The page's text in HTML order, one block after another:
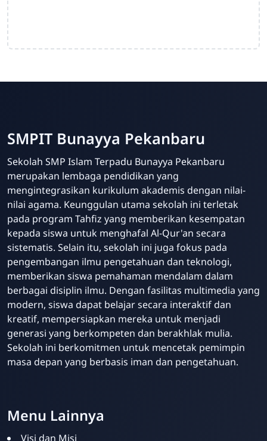
SMPIT Bunayya Pekanbaru
Sekolah SMP Islam Terpadu Bunayya Pekanbaru
merupakan lembaga pendidikan yang
mengintegrasikan kurikulum akademis dengan nilai-
nilai agama. Keunggulan utama sekolah ini terletak
pada program Tahfiz yang memberikan kesempatan
kepada siswa untuk menghafal Al-Qur'an secara
sistematis. Selain itu, sekolah ini juga fokus pada
pengembangan ilmu pengetahuan dan teknologi,
memberikan siswa pemahaman mendalam dalam
berbagai disiplin ilmu. Dengan fasilitas multimedia yang
modern, siswa dapat belajar secara interaktif dan
kreatif, mempersiapkan mereka untuk menjadi
generasi yang berkompeten dan berakhlak mulia.
Sekolah ini berkomitmen untuk mencetak pemimpin
masa depan yang berbasis iman dan pengetahuan.
Menu Lainnya
Visi dan Misi